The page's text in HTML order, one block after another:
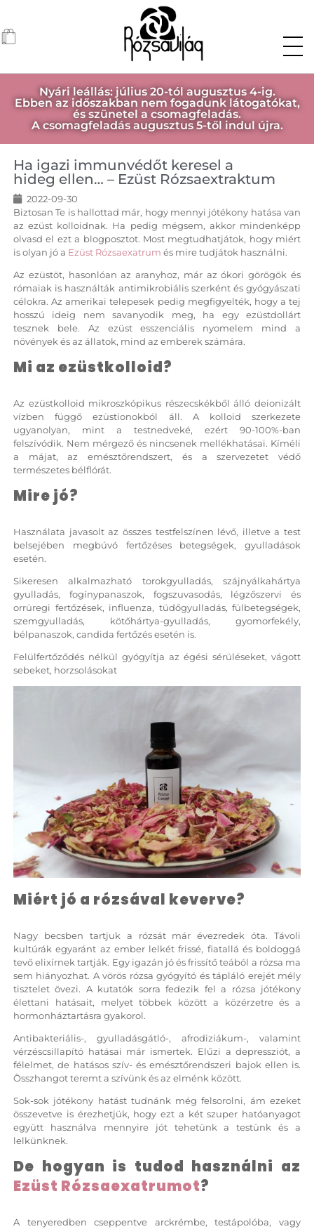
Nyári leállás: július 20-tól augusztus 4-ig.
Ebben az időszakban nem fogadunk látogatókat,
és szünetel a csomagfeladás.
A csomagfeladás augusztus 5-től indul újra.
Ha igazi immunvédőt keresel a
hideg ellen… – Ezüst Rózsaextraktum
2022-09-30
Biztosan Te is hallottad már, hogy mennyi jótékony hatása van
az ezüst kolloidnak. Ha pedig mégsem, akkor mindenképp
olvasd el ezt a blogposztot. Most megtudhatjátok, hogy miért
is olyan jó a Ezüst Rózsaexatrum és mire tudjátok használni.
Az ezüstöt, hasonlóan az aranyhoz, már az ókori görögök és
rómaiak is használták antimikrobiális szerként és gyógyászati
célokra. Az amerikai telepesek pedig megfigyelték, hogy a tej
hosszú ideig nem savanyodik meg, ha egy ezüstdollárt
tesznek bele. Az ezüst esszenciális nyomelem mind a
növények és az állatok, mind az emberek számára.
Mi az ezüstkolloid?
Az ezüstkolloid mikroszkópikus részecskékből álló deionizált
vízben függő ezüstionokból áll. A kolloid szerkezete
ugyanolyan, mint a testnedveké, ezért 90-100%-ban
felszívódik. Nem mérgező és nincsenek mellékhatásai. Kíméli
a májat, az emésztőrendszert, és a szervezetet védő
természetes bélflórát.
Mire jó?
Használata javasolt az összes testfelszínen lévő, illetve a test
belsejében megbúvó fertőzéses betegségek, gyulladások
esetén.
Sikeresen alkalmazható torokgyulladás, szájnyálkahártya
gyulladás, fogínypanaszok, fogszuvasodás, légzőszervi és
orrüregi fertőzések, influenza, tüdőgyulladás, fülbetegségek,
szemgyulladás, kötőhártya-gyulladás, gyomorfekély,
bélpanaszok, candida fertőzés esetén is.
Felülfertőződés nélkül gyógyítja az égési sérüléseket, vágott
sebeket, horzsolásokat
Miért jó a rózsával keverve?
Nagy becsben tartjuk a rózsát már évezredek óta. Távoli
kultúrák egyaránt az ember lelkét frissé, fiatallá és boldoggá
tevő elixírnek tartják. Egy igazán jó és frissítő teából a rózsa ma
sem hiányozhat. A vörös rózsa gyógyító és tápláló erejét mély
tisztelet övezi. A kutatók sorra fedezik fel a rózsa jótékony
élettani hatásait, melyet többek között a közérzetre és a
hormonháztartásra gyakorol.
Antibakteriális-, gyulladásgátló-, afrodiziákum-, valamint
vérzéscsillapító hatásai már ismertek. Elűzi a depressziót, a
félelmet, de hatásos szív- és emésztőrendszeri bajok ellen is.
Összhangot teremt a szívünk és az elménk között.
Sok-sok jótékony hatást tudnánk még felsorolni, ám ezeket
összevetve is érezhetjük, hogy ezt a két szuper hatóanyagot
együtt használva mennyire jót tehetünk a testünk és a
lelkünknek.
De hogyan is tudod használni az
Ezüst Rózsaexatrumot?
A tenyeredben cseppentve arckrémbe, testápolóba, vagy